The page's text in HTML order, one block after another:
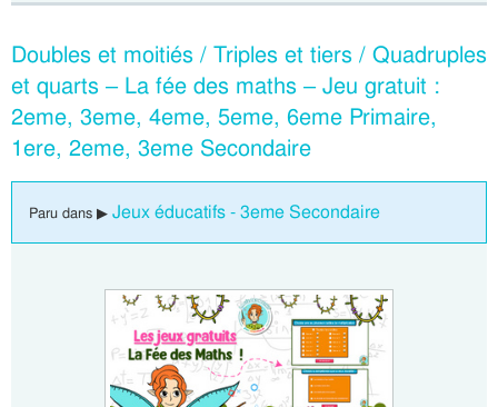
Doubles et moitiés / Triples et tiers / Quadruples
et quarts – La fée des maths – Jeu gratuit :
2eme, 3eme, 4eme, 5eme, 6eme Primaire,
1ere, 2eme, 3eme Secondaire
Paru dans ▶ Jeux éducatifs - 3eme Secondaire